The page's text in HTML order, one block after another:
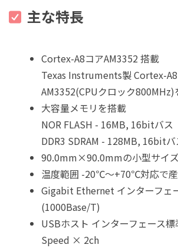
主な特長
Cortex-A8コアAM3352 搭載
Texas Instruments製 Cortex-
AM3352(CPUクロック800MHz)
大容量メモリを搭載
NOR FLASH - 16MB, 16bitバス
DDR3 SDRAM - 128MB, 16bitバ
90.0mm×90.0mmの小型サイズ
温度範囲 -20℃～+70℃対応で
Gigabit Ethernet インターフェ
(1000Base/T)
USBホスト インターフェース
Speed × 2ch